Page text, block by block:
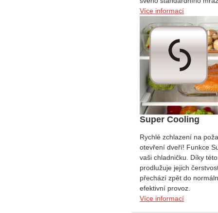
Více informací
Super Cooling
Rychlé zchlazení na
otevření dveří! Funkce
vaši chladničku. Díky
prodlužuje jejich
přechází zpět do
efektivní provoz.
Více informací